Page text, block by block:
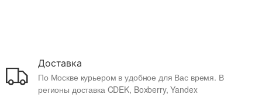
Доставка
По Москве курьером в удобное для Вас время. В
регионы доставка CDEK, Boxberry, Yandex